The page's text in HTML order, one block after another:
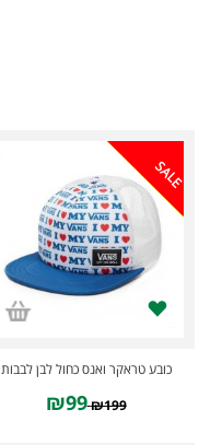
SALE
כובע טראקר ואנס כחול לבן לבבות
₪199
₪99